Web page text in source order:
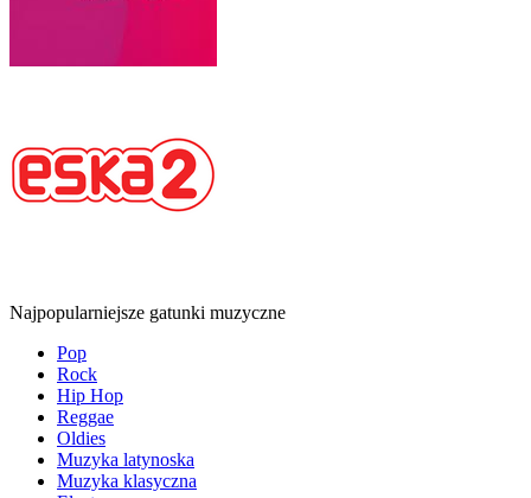
Najpopularniejsze gatunki muzyczne
Pop
Rock
Hip Hop
Reggae
Oldies
Muzyka latynoska
Muzyka klasyczna